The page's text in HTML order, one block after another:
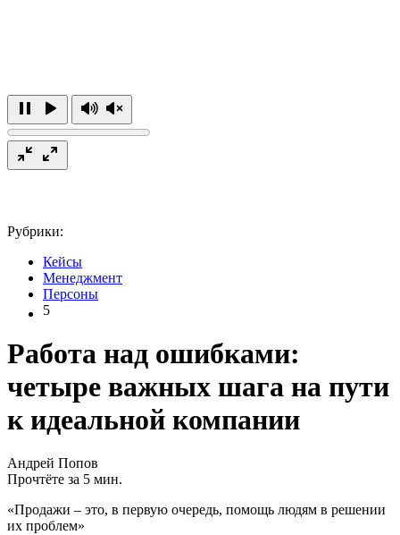
Рубрики:
Кейсы
Менеджмент
Персоны
5
Работа над ошибками:
четыре важных шага на пути
к идеальной компании
Андрей Попов
Прочтёте за 5 мин.
«Продажи – это, в первую очередь, помощь людям в решении
их проблем»